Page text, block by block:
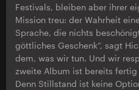
Festivals, bleiben aber ihrer
Mission treu: der Wahrheit
Sprache, die nichts
göttliches Geschenk“, sagt
dem, was wir tun. Und wir
zweite Album ist bereits fertig
Denn Stillstand ist keine